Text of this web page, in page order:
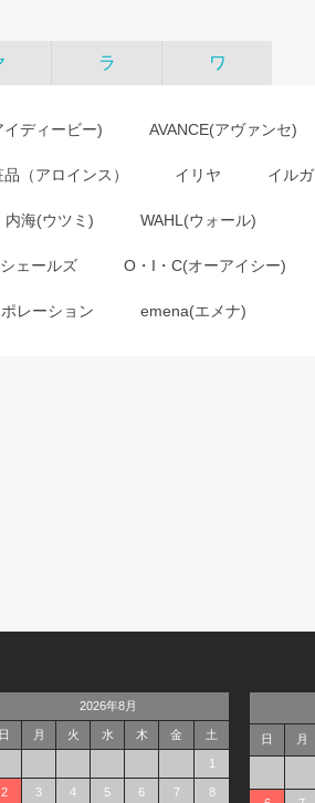
ラ ワ
イディービー) AVANCE(アヴァンセ)
（アロインス） イリヤ イルガ
内海(ウツミ) WAHL(ウォール)
ェールズ O・I・C(オーアイシー)
レーション emena(エメナ)
2026年8月
日 月 火 水 木 金 土
1
2 3 4 5 6 7 8
日 月